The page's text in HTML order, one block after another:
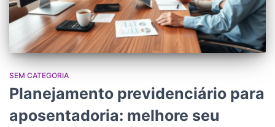
SEM CATEGORIA
Planejamento previdenciário para
aposentadoria: melhore seu